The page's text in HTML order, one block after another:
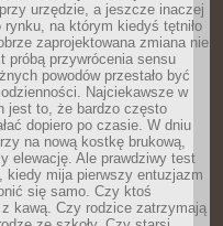
urzędzie, a jeszcze inaczej
rynku, na którym kiedyś tętniło
zaprojektowana zmiana nie
próbą przywrócenia sensu
powodów przestało być
Najciekawsze w
jest to, że bardzo często
dopiero po czasie. W dniu
na nową kostkę brukową,
elewację. Ale prawdziwy test
kiedy mija pierwszy entuzjazm
się samo. Czy ktoś
kawą. Czy rodzice zatrzymają